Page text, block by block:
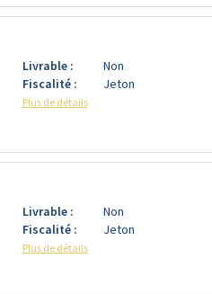
Livrable :
Non
Fiscalité :
Jeton
Plus de détails
Livrable :
Non
Fiscalité :
Jeton
Plus de détails